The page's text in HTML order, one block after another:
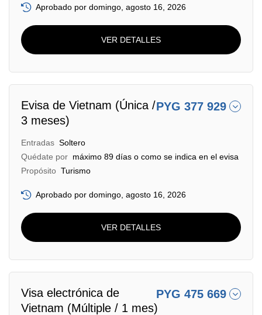
Aprobado por domingo, agosto 16, 2026
VER DETALLES
Evisa de Vietnam (Única /
3 meses)
PYG 377 929
Entradas Soltero
Quédate por máximo 89 días o como se indica en el evisa
Propósito Turismo
Aprobado por domingo, agosto 16, 2026
VER DETALLES
Visa electrónica de
Vietnam (Múltiple / 1 mes)
PYG 475 669